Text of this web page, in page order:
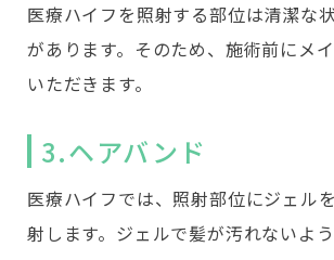
医療ハイフを照射する部位は清潔な
があります。そのため、施術前にメ
いただきます。
3.ヘアバンド
医療ハイフでは、照射部位にジェル
射します。ジェルで髪が汚れないよ